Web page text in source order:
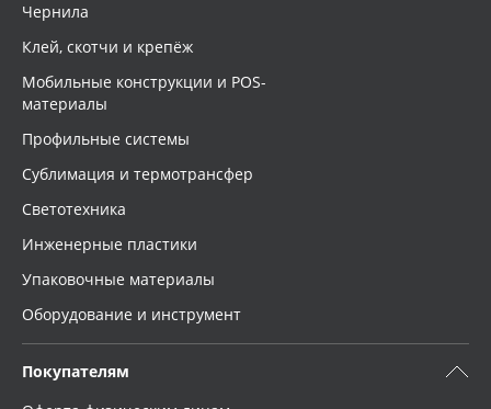
Чернила
Клей, скотчи и крепёж
Мобильные конструкции и POS-
материалы
Профильные системы
Сублимация и термотрансфер
Светотехника
Инженерные пластики
Упаковочные материалы
Оборудование и инструмент
Покупателям